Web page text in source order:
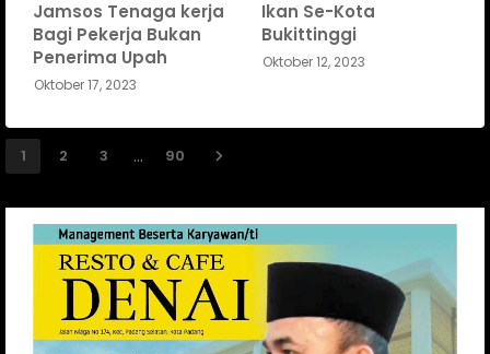
Jamsos Tenaga kerja
Bagi Pekerja Bukan
Penerima Upah
Oktober 17, 2023
Ikan Se-Kota
Bukittinggi
Oktober 12, 2023
1 2 3 ... 90